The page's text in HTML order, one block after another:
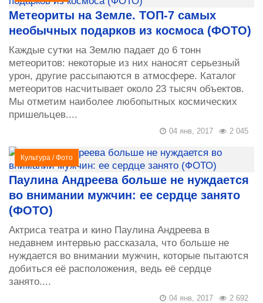
Метеориты на Земле. ТОП-7 самых
необычных подарков из космоса (ФОТО)
Каждые сутки на Землю падает до 6 тонн
метеоритов: некоторые из них наносят серьезный
урон, другие рассыпаются в атмосфере. Каталог
метеоритов насчитывает около 23 тысяч объектов.
Мы отметим наиболее любопытных космических
пришельцев....
2 045
04 янв, 2017
Культура /Фото
Паулина Андреева больше не нуждается
во внимании мужчин: ее сердце занято
(ФОТО)
Актриса театра и кино Паулина Андреева в
недавнем интервью рассказала, что больше не
нуждается во внимании мужчин, которые пытаются
добиться её расположения, ведь её сердце
занято....
2 692
04 янв, 2017